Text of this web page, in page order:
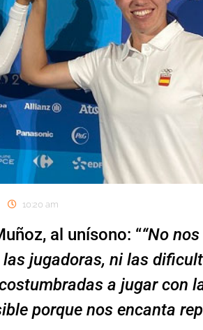
10:20 am
al unísono: ““No
jugadoras, ni las
a jugar con
porque nos encanta